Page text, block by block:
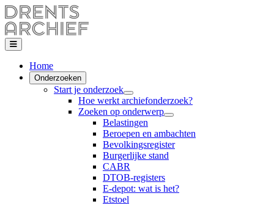
Home
Onderzoeken
Start je onderzoek
Hoe werkt archiefonderzoek?
Zoeken op onderwerp
Belastingen
Beroepen en ambachten
Bevolkingsregister
Burgerlijke stand
CABR
DTOB-registers
E-depot: wat is het?
Etstoel